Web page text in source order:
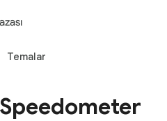
Temalar
Speedometer